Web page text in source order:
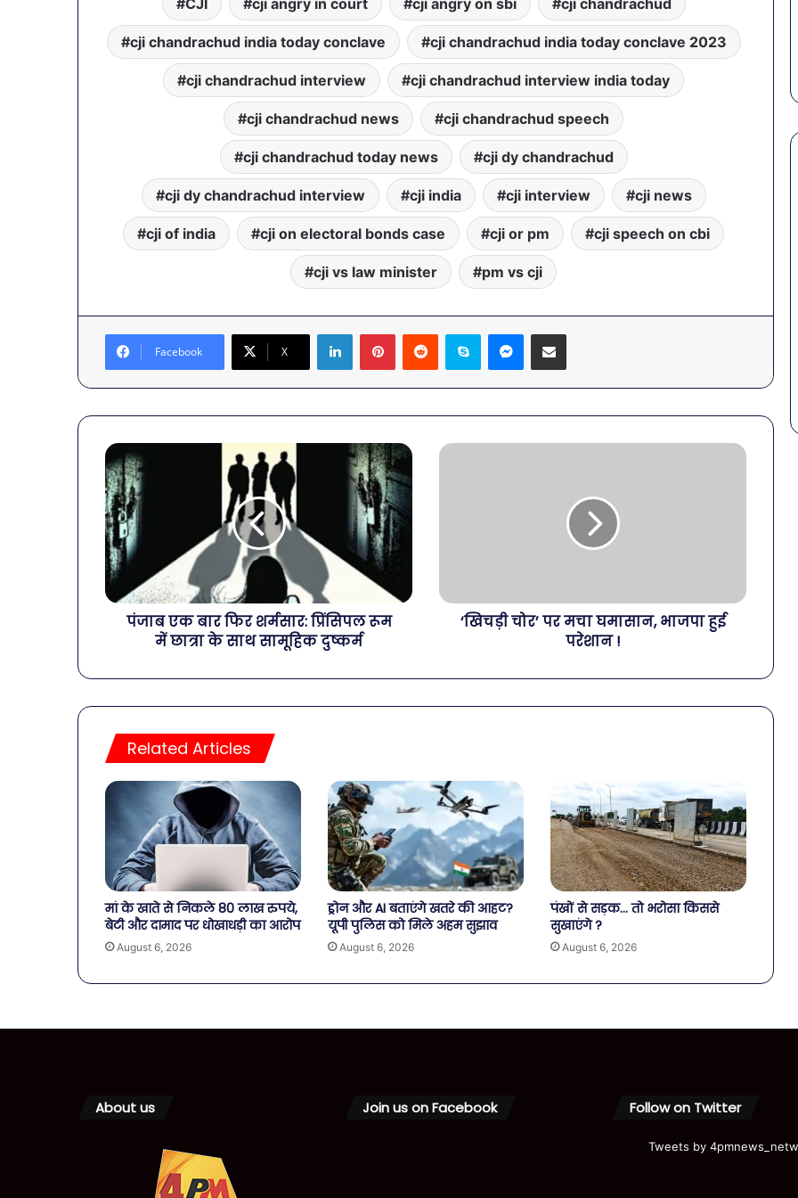
cji chandrachud india today conclave cji chandrachud india today conclave 2023
cji chandrachud interview cji chandrachud interview india today
cji chandrachud news cji chandrachud speech
cji chandrachud today news cji dy chandrachud
cji dy chandrachud interview cji india cji interview cji news
cji of india cji on electoral bonds case cji or pm cji speech on cbi
cji vs law minister pm vs cji
Facebook X
LinkedInPinterestReddit Skype Messenger
Share via Email
पंजाब एक बार फिर शर्मसार: प्रिंसिपल रूम
में छात्रा के साथ सामूहिक दुष्कर्म
‘खिचड़ी चोर’ पर मचा घमासान, भाजपा हुई
परेशान !
Related Articles
मां के खाते से निकले 80 लाख रुपये,
बेटी और दामाद पर धोखाधड़ी का आरोप
August 6, 2026
ड्रोन और AI बताएंगे खतरे की आहट?
यूपी पुलिस को मिले अहम सुझाव
August 6, 2026
पंखों से सड़क… तो भरोसा किससे
सुखाएंगे ?
August 6, 2026
में
ट्रेडर्स
कमीशन
की
पहली
बैठक,
केजरीवाल–
मान
बड़ा
नगर में ट्रेडर्स कमीशन की पहली
बैठक, केजरीवाल–मान का बड़ा
कदम
में
डाइट
में
शामिल
करें
ये
7
सब्जियां
पेट की समस्याओं से बचना है?
गर्मियों में डाइट में शामिल करें ये 7
सब्जियां
About us Join us on Facebook Follow on Twitter
Tweets by